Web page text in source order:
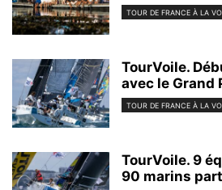
TOUR DE FRANCE À LA
TourVoile.
avec le Grand
TOUR DE FRANCE À LA
TourVoile. 9
90 marins